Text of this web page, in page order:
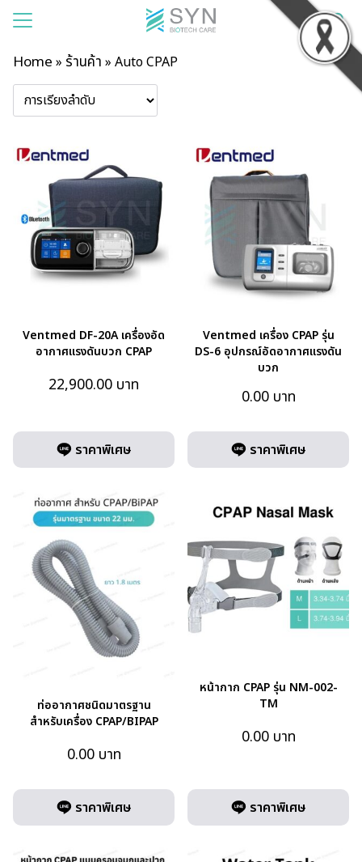
นค้า
Home » ร้านค้า » Auto CPAP
Ventmed DF-20A เครื่องอัด
อากาศแรงดันบวก CPAP
22,900.00 บาท
ราคาพิเศษ
Ventmed เครื่อง CPAP รุ่น
DS-6 อุปกรณ์อัดอากาศแรงดัน
บวก
0.00 บาท
ราคาพิเศษ
ท่ออากาศชนิดมาตรฐาน
สำหรับเครื่อง CPAP/BIPAP
0.00 บาท
ราคาพิเศษ
หน้ากาก CPAP รุ่น NM-002-
TM
0.00 บาท
ราคาพิเศษ